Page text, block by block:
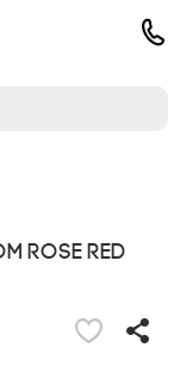
RED